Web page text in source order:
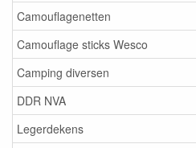
Camouflagenetten
Camouflage sticks Wesco
Camping diversen
DDR NVA
Legerdekens